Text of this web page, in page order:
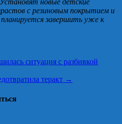
новые детские
с резиновым покрытием и
завершить уже к
ситуация с разбивкой
теракт →